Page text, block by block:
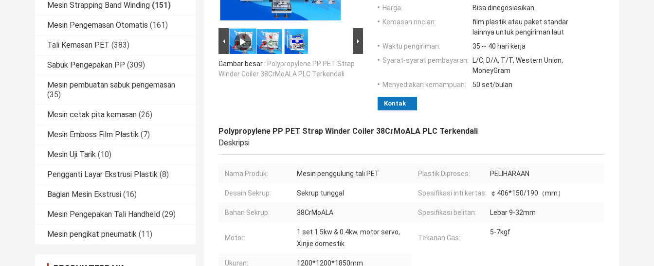
Mesin Strapping Band Winding (151)
Mesin Pengemasan Otomatis (161)
Tali Kemasan PET (383)
Sabuk Pengepakan PP (309)
Mesin pembuatan sabuk pengemasan
(35)
Mesin cetak pita kemasan (26)
Mesin Emboss Film Plastik (7)
Mesin Uji Tarik (10)
Pengganti Layar Ekstrusi Plastik (8)
Bagian Mesin Ekstrusi (16)
Mesin Pengepakan Tali Handheld (29)
Mesin pengikat pneumatik (11)
Gambar besar : Polypropylene PP PET Strap
Winder Coiler 38CrMoALA PLC Terkendali
Harga:
Bisa dinegosiasikan
Kemasan rincian:
film plastik atau paket standar
lainnya untuk pengiriman laut
Waktu pengiriman:
35 ~ 40 hari kerja
Syarat-syarat pembayaran:
L/C, D/A, T/T, Western Union,
MoneyGram
Menyediakan kemampuan:
50 set/bulan
Kontak
Polypropylene PP PET Strap Winder Coiler 38CrMoALA PLC Terkendali
Deskripsi
Nama Produk: Mesin penggulung tali PET Plastik Diproses: PELIHARAAN
Desain Sekrup: Sekrup tunggal Spesifikasi inti kertas: ￠406*150/190（mm）
Bahan Sekrup: 38CrMoALA Spesifikasi belitan: Lebar 9-32mm
Motor:
1 set 1.5kw & 0.4kw, motor servo,
Xinjie domestik
Tekanan Gas:
5-7kgf
Ukuran: 1200*1200*1850mm